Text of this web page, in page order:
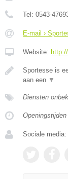
Tel: 0543-
E-mail ›
Website:
Sportesse is
aan een ▼
Diensten
Sociale media: